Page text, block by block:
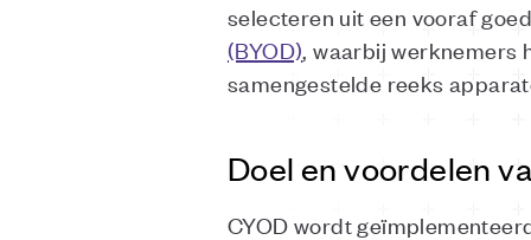
selecteren uit een vooraf
(BYOD), waarbij werknemers
samengestelde reeks
Doel en voordelen
CYOD wordt